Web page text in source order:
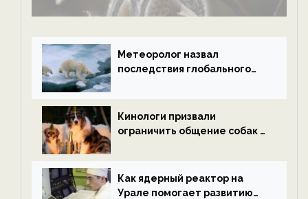
Метеоролог назвал
последствия глобального
ECOportal
Кинологи призвали
ограничить общение собак с
ECOportal
Как ядерный реактор на
Урале помогает развитию